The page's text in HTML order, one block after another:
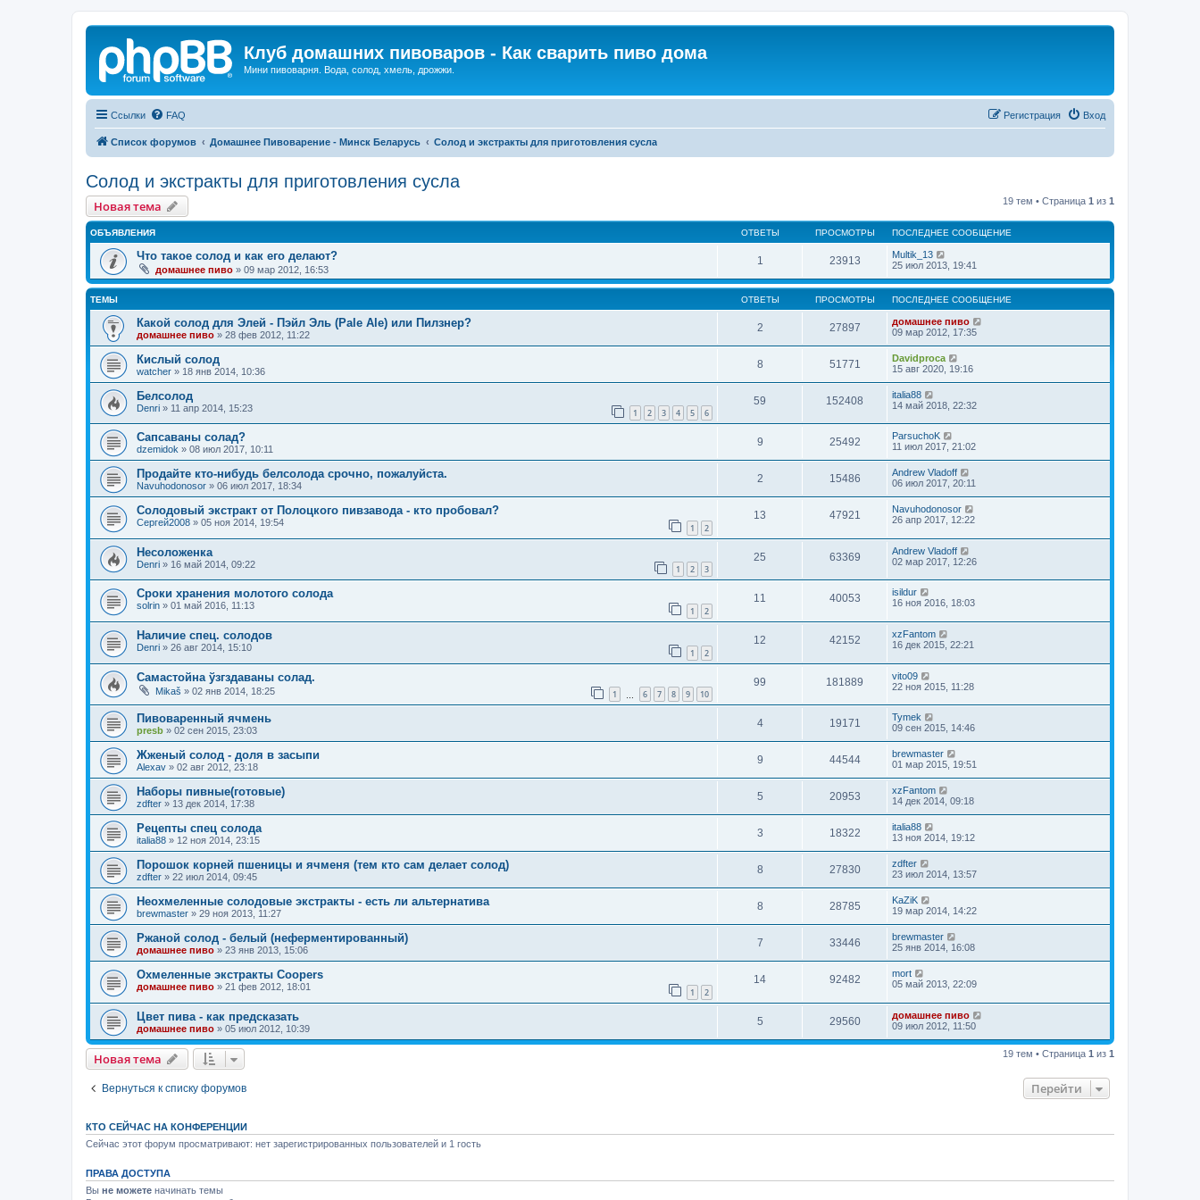
Клуб домашних пивоваров - Как cварить пиво дома
Мини пивоварня. Вода, солод, хмель, дрожжи.
Ссылки FAQ Вход
Регистрация
Список форумов Домашнее Пивоварение - Минск Беларусь Солод и экстракты для приготовления сусла
Солод и экстракты для приготовления сусла
Новая тема 19 тем • Страница 1 из 1
ОБЪЯВЛЕНИЯ ОТВЕТЫ ПРОСМОТРЫ ПОСЛЕДНЕЕ СООБЩЕНИЕ
Что такое солод и как его делают?
домашнее пиво » 09 мар 2012, 16:53
1 23913
Multik_13
25 июл 2013, 19:41
ТЕМЫ ОТВЕТЫ ПРОСМОТРЫ ПОСЛЕДНЕЕ СООБЩЕНИЕ
Какой солод для Элей - Пэйл Эль (Pale Ale) или Пилзнер?
домашнее пиво » 28 фев 2012, 11:22
2 27897
домашнее пиво
09 мар 2012, 17:35
Кислый солод
watcher » 18 янв 2014, 10:36
8 51771
Davidproca
15 авг 2020, 19:16
Белсолод
Denri » 11 апр 2014, 15:23 1 2 3 4 5 6
59 152408
italia88
14 май 2018, 22:32
Сапсаваны солад?
dzemidok » 08 июл 2017, 10:11
9 25492
ParsuchoK
11 июл 2017, 21:02
Продайте кто-нибудь белсолода срочно, пожалуйста.
Navuhodonosor » 06 июл 2017, 18:34
2 15486
Andrew Vladoff
06 июл 2017, 20:11
Солодовый экстракт от Полоцкого пивзавода - кто пробовал?
Сергей2008 » 05 ноя 2014, 19:54 1 2
13 47921
Navuhodonosor
26 апр 2017, 12:22
Несоложенка
Denri » 16 май 2014, 09:22 1 2 3
25 63369
Andrew Vladoff
02 мар 2017, 12:26
Сроки хранения молотого солода
solrin » 01 май 2016, 11:13 1 2
11 40053
isildur
16 ноя 2016, 18:03
Наличие спец. солодов
Denri » 26 авг 2014, 15:10 1 2
12 42152
xzFantom
16 дек 2015, 22:21
Самастойна ўзгздаваны солад.
Mikaš » 02 янв 2014, 18:25 1 6 7 8 9 10
99 181889
vito09
22 ноя 2015, 11:28
Пивоваренный ячмень
presb » 02 сен 2015, 23:03
4 19171
Tymek
09 сен 2015, 14:46
Жженый солод - доля в засыпи
Alexav » 02 авг 2012, 23:18
9 44544
brewmaster
01 мар 2015, 19:51
Наборы пивные(готовые)
zdfter » 13 дек 2014, 17:38
5 20953
xzFantom
14 дек 2014, 09:18
Рецепты спец солода
italia88 » 12 ноя 2014, 23:15
3 18322
italia88
13 ноя 2014, 19:12
Порошок корней пшеницы и ячменя (тем кто сам делает солод)
zdfter » 22 июл 2014, 09:45
8 27830
zdfter
23 июл 2014, 13:57
Неохмеленные солодовые экстракты - есть ли альтернатива
brewmaster » 29 ноя 2013, 11:27
8 28785
KaZiK
19 мар 2014, 14:22
Ржаной солод - белый (неферментированный)
домашнее пиво » 23 янв 2013, 15:06
7 33446
brewmaster
25 янв 2014, 16:08
Охмеленные экстракты Coopers
домашнее пиво » 21 фев 2012, 18:01 1 2
14 92482
mort
05 май 2013, 22:09
Цвет пива - как предсказать
домашнее пиво » 05 июл 2012, 10:39
5 29560
домашнее пиво
09 июл 2012, 11:50
Новая тема 19 тем • Страница 1 из 1
Вернуться к списку форумов Перейти
КТО СЕЙЧАС НА КОНФЕРЕНЦИИ
Сейчас этот форум просматривают: нет зарегистрированных пользователей и 1 гость
ПРАВА ДОСТУПА
Вы не можете начинать темы